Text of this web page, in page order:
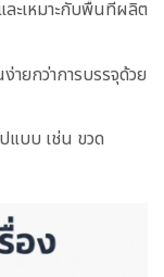
ละเหมาะกับพื้นที่ผลิต
ายกว่าการบรรจุด้วย
แบบ เช่น ขวด